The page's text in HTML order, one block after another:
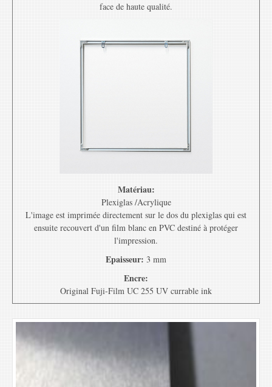
face de haute qualité.
Matériau:
Plexiglas /Acrylique
L'image est imprimée directement sur le dos du plexiglas qui est
ensuite recouvert d'un film blanc en PVC destiné à protéger
l'impression.
Epaisseur: 3 mm
Encre:
Original Fuji-Film UC 255 UV currable ink